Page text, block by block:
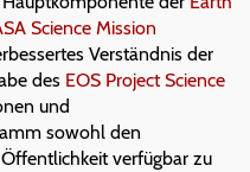
Science Mission
Verständnis der
des EOS Project Science
und
sowohl den
verfügbar zu